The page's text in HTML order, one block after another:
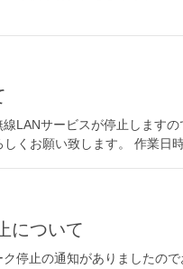
LANサービスが停止します
くお願い致します。 作業
について
止の通知がありましたの